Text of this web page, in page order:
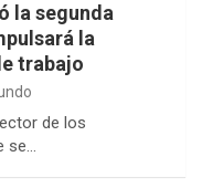
la segunda
la
trabajo
de los
se…